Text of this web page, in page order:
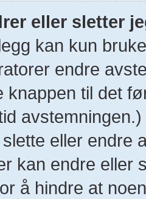
eller sletter
kan kun
endre
knappen til det
eller endre
kan endre eller
å hindre at